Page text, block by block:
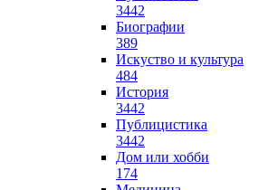
3442
Биографии
389
Искуство и культура
484
История
3442
Публицистика
3442
Дом или хобби
174